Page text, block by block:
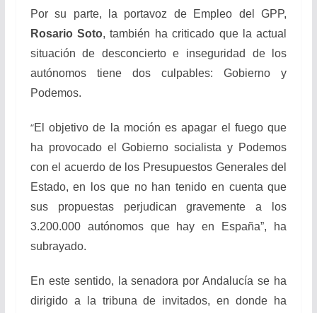
Por su parte, la portavoz de Empleo del GPP,
Rosario Soto, también ha criticado que la actual
situación de desconcierto e inseguridad de los
autónomos tiene dos culpables: Gobierno y
Podemos.
“El objetivo de la moción es apagar el fuego que
ha provocado el Gobierno socialista y Podemos
con el acuerdo de los Presupuestos Generales del
Estado, en los que no han tenido en cuenta que
sus propuestas perjudican gravemente a los
3.200.000 autónomos que hay en España”, ha
subrayado.
En este sentido, la senadora por Andalucía se ha
dirigido a la tribuna de invitados, en donde ha